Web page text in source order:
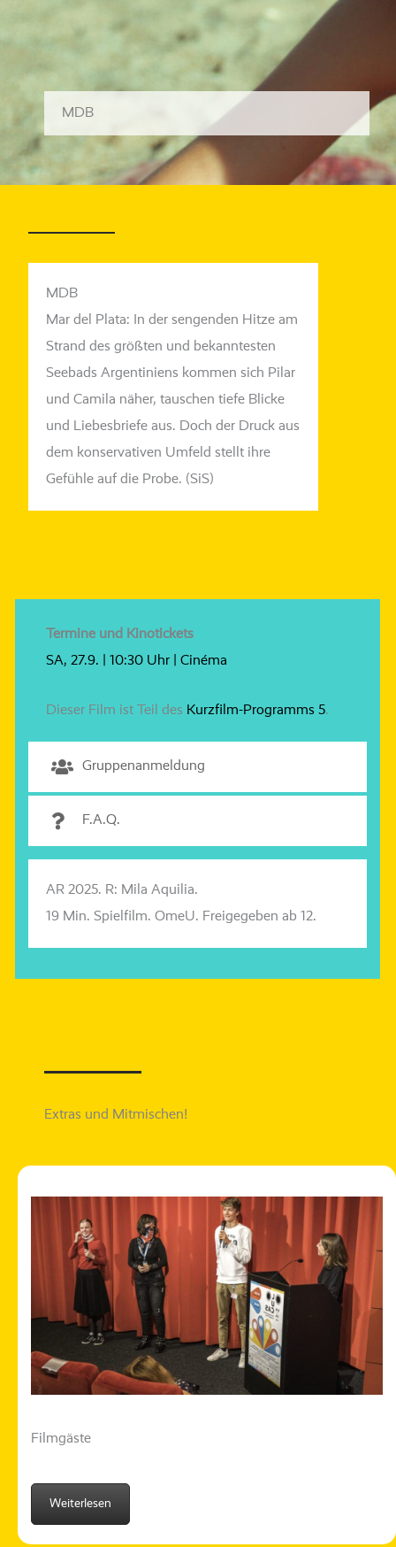
MDB
MDB
Mar del Plata: In der sen­gen­den Hitze am
Strand des größ­ten und bekann­tes­ten
Seebads Argentiniens kom­men sich Pilar
und Camila näher, tau­schen tie­fe Blicke
und Liebesbriefe aus. Doch der Druck aus
dem kon­ser­va­ti­ven Umfeld stellt ihre
Gefühle auf die Probe. (SiS)
Termine und Kinotickets
SA, 27.9. | 10:30 Uhr | Cinéma
Dieser Film ist Teil des Kurzfilm-Programms 5.
Gruppenanmeldung
F.A.Q.
AR 2025. R: Mila Aquilia.
19 Min. Spielfilm. OmeU. Freigegeben ab 12.
Extras und Mitmischen!
Filmgäste
Weiterlesen